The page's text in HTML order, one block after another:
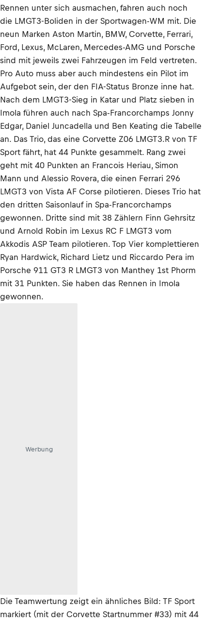
Rennen unter sich ausmachen, fahren auch noch
die LMGT3-Boliden in der Sportwagen-WM mit. Die
neun Marken Aston Martin, BMW, Corvette, Ferrari,
Ford, Lexus, McLaren, Mercedes-AMG und Porsche
sind mit jeweils zwei Fahrzeugen im Feld vertreten.
Pro Auto muss aber auch mindestens ein Pilot im
Aufgebot sein, der den FIA-Status Bronze inne hat.
Nach dem LMGT3-Sieg in Katar und Platz sieben in
Imola führen auch nach Spa-Francorchamps Jonny
Edgar, Daniel Juncadella und Ben Keating die Tabelle
an. Das Trio, das eine Corvette Z06 LMGT3.R von TF
Sport fährt, hat 44 Punkte gesammelt. Rang zwei
geht mit 40 Punkten an Francois Heriau, Simon
Mann und Alessio Rovera, die einen Ferrari 296
LMGT3 von Vista AF Corse pilotieren. Dieses Trio hat
den dritten Saisonlauf in Spa-Francorchamps
gewonnen. Dritte sind mit 38 Zählern Finn Gehrsitz
und Arnold Robin im Lexus RC F LMGT3 vom
Akkodis ASP Team pilotieren. Top Vier komplettieren
Ryan Hardwick, Richard Lietz und Riccardo Pera im
Porsche 911 GT3 R LMGT3 von Manthey 1st Phorm
mit 31 Punkten. Sie haben das Rennen in Imola
gewonnen.
Werbung
Die Teamwertung zeigt ein ähnliches Bild: TF Sport
markiert (mit der Corvette Startnummer #33) mit 44